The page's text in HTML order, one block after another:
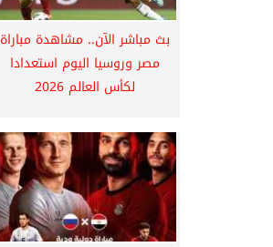
بث مباشر الآن.. مشاهدة مباراة
مصر وروسيا اليوم استعدادا
لكأس العالم 2026